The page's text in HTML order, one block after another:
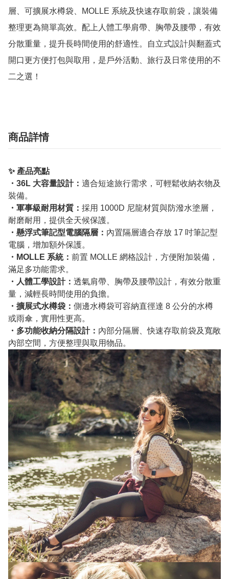
層、可擴展水樽袋、MOLLE 系統及快速存取前袋，讓裝備
整理更為簡單高效。配上人體工學肩帶、胸帶及腰帶，有效
分散重量，提升長時間使用的舒適性。自立式設計與翻蓋式
開口更方便打包與取用，是戶外活動、旅行及日常使用的不
二之選！
商品詳情
✨ 產品亮點
・36L 大容量設計： 適合短途旅行需求，可輕鬆收納衣物及
裝備。
・軍事級耐用材質： 採用 1000D 尼龍材質與防潑水塗層，
耐磨耐用，提供全天候保護。
・懸浮式筆記型電腦隔層： 內置隔層適合存放 17 吋筆記型
電腦，增加額外保護。
・MOLLE 系統： 前置 MOLLE 網格設計，方便附加裝備，
滿足多功能需求。
・人體工學設計： 透氣肩帶、胸帶及腰帶設計，有效分散重
量，減輕長時間使用的負擔。
・擴展式水樽袋： 側邊水樽袋可容納直徑達 8 公分的水樽
或雨傘，實用性更高。
・多功能收納分隔設計： 內部分隔層、快速存取前袋及寬敞
內部空間，方便整理與取用物品。